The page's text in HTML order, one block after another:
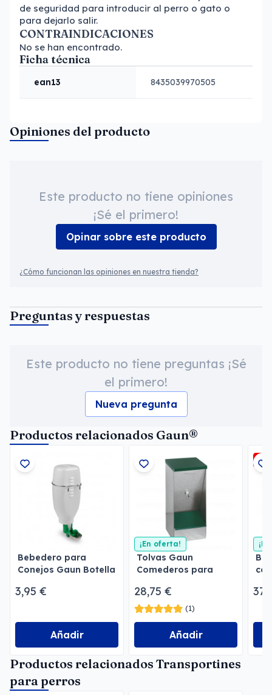
de seguridad para introducir al perro o gato o
para dejarlo salir.
CONTRAINDICACIONES
No se han encontrado.
Ficha técnica
ean13 8435039970505
Opiniones del producto
Este producto no tiene opiniones
¡Sé el primero!
Opinar sobre este producto
¿Cómo funcionan las opiniones en nuestra tienda?
Preguntas y respuestas
Este producto no tiene preguntas ¡Sé
el primero!
Nueva pregunta
Productos relacionados Gaun®
Bebedero para
Conejos Gaun Botella
3,95 €
Añadir
¡En oferta!
Tolvas Gaun
Comederos para
28,75 €
(1)
Añadir
-
Productos relacionados Transportines
para perros